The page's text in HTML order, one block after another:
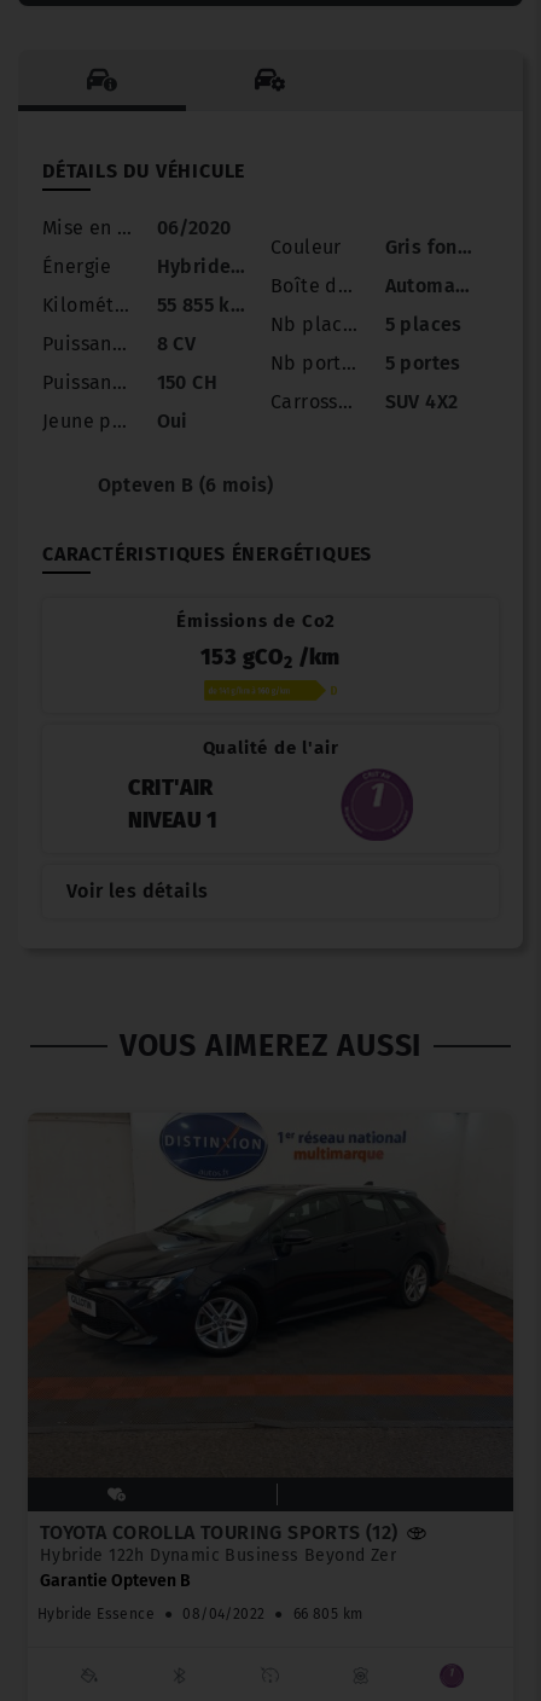
DÉTAILS DU VÉHICULE
Mise en circulation
06/2020
Énergie
Hybride Essence
Kilométrage
55 855 km
Puissance
8 CV
Puissance réelle
150 CH
Jeune permis
Oui
Couleur
Gris foncé
Boîte de vitesse
Automatique
Nb places
5 places
Nb portes
5 portes
Carrosserie
SUV 4X2
Opteven B (6 mois)
CARACTÉRISTIQUES ÉNERGÉTIQUES
Émissions de Co2
153 gCO2 /km
Qualité de l'air
CRIT'AIR
NIVEAU 1
Voir les détails
VOUS AIMEREZ AUSSI
TOYOTA COROLLA TOURING SPORTS (12)
Hybride 122h Dynamic Business Beyond Zer
Garantie Opteven B
Hybride Essence ● 08/04/2022 ● 66 805 km